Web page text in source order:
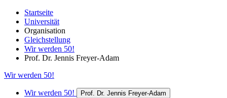
Startseite
Universität
Organisation
Gleichstellung
Wir werden 50!
Prof. Dr. Jennis Freyer-Adam
Wir werden 50!
Wir werden 50! Prof. Dr. Jennis Freyer-Adam